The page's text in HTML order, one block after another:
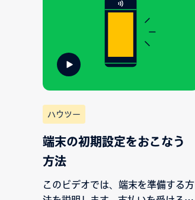
ハウツー
端末の初期設定をおこなう
方法
このビデオでは、端末を準備する方